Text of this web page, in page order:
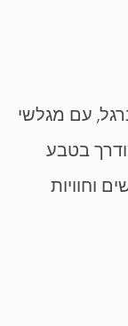
עם מגלשי
בטבע
וחוויות